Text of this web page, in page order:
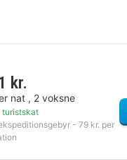
kr.
nat , 2 voksne
turistskat
- 79 kr. per